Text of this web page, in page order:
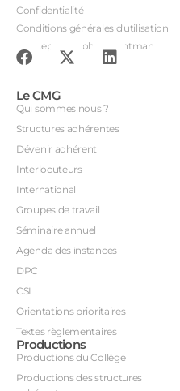
Confidentialité
Conditions générales d'utilisation
Conception : John Brightman
Le CMG
Qui sommes nous ?
Structures adhérentes
Dévenir adhérent
Interlocuteurs
International
Groupes de travail
Séminaire annuel
Agenda des instances
DPC
CSI
Orientations prioritaires
Textes règlementaires
Productions
Productions du Collège
Productions des structures